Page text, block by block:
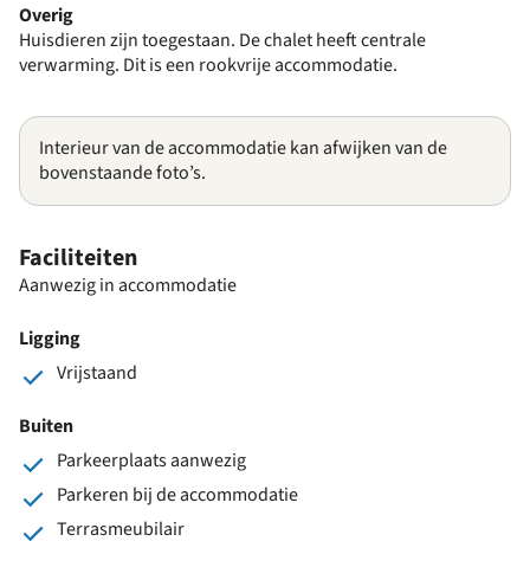
Overig
Huisdieren zijn toegestaan. De chalet heeft centrale
verwarming. Dit is een rookvrije accommodatie.
Interieur van de accommodatie kan afwijken van de
bovenstaande foto’s.
Faciliteiten
Aanwezig in accommodatie
Ligging
Vrijstaand
Buiten
Parkeerplaats aanwezig
Parkeren bij de accommodatie
Terrasmeubilair